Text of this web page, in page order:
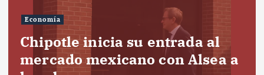
Economía
Chipotle inicia su entrada al
mercado mexicano con Alsea a